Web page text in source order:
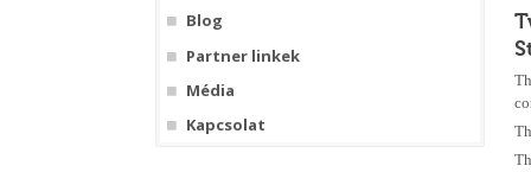
Blog
Partner linkek
Média
Kapcsolat